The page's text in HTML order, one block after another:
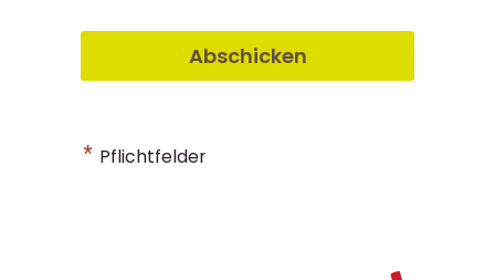
* Pflichtfelder